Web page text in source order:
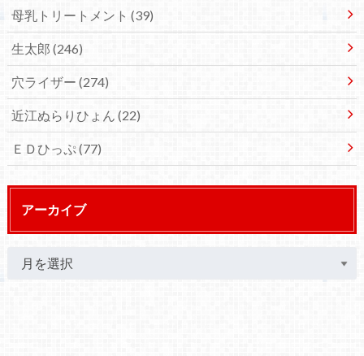
母乳トリートメント (39)
生太郎 (246)
穴ライザー (274)
近江ぬらりひょん (22)
ＥＤひっぷ(77)
アーカイブ